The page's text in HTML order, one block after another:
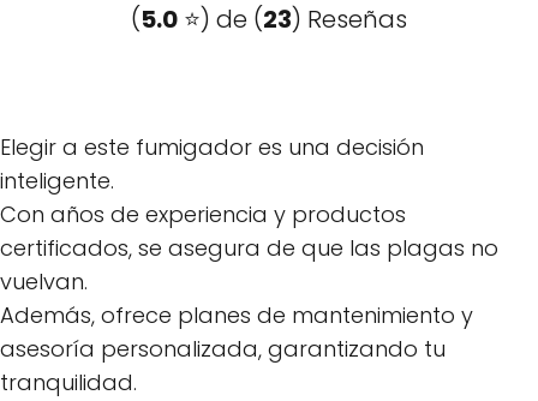
(5.0 ⭐️) de (23) Reseñas
Elegir a este fumigador es una decisión
inteligente.
Con años de experiencia y productos
certificados, se asegura de que las plagas no
vuelvan.
Además, ofrece planes de mantenimiento y
asesoría personalizada, garantizando tu
tranquilidad.